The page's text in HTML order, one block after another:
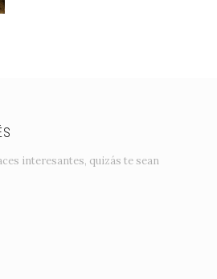
interesantes, quizás te sean